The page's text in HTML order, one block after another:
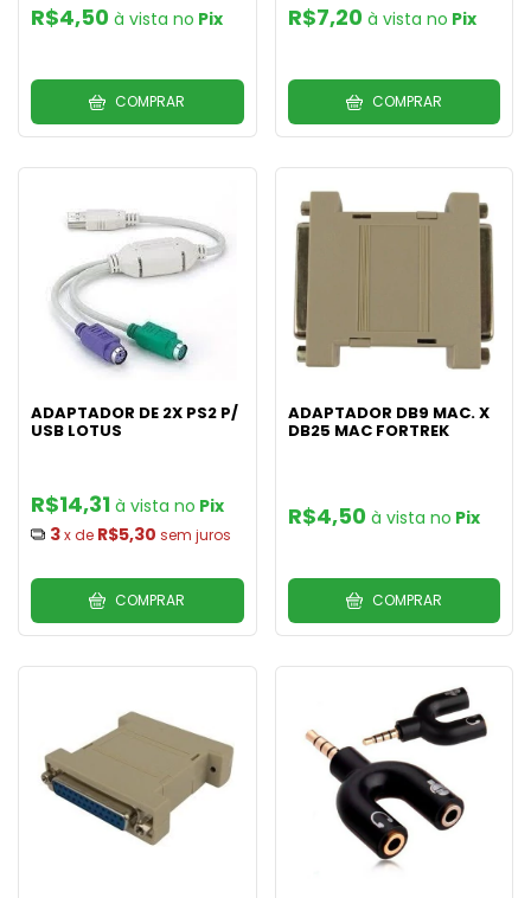
R$4,50 Pix
COMPRAR
R$7,20 Pix
COMPRAR
ADAPTADOR DE 2X PS2 P/
USB LOTUS
R$14,31
Pix
3x de R$5,30 sem juros
COMPRAR
ADAPTADOR DB9 MAC. X
DB25 MAC FORTREK
R$4,50 Pix
COMPRAR